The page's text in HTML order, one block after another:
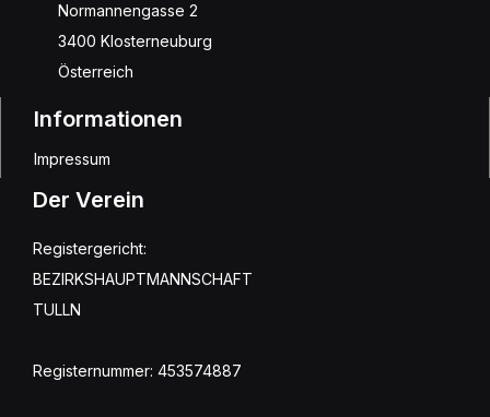
Normannengasse 2
3400 Klosterneuburg
Österreich
Informationen
Impressum
Der Verein
Registergericht:
BEZIRKSHAUPTMANNSCHAFT
TULLN
Registernummer: 453574887